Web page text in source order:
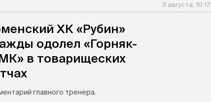
3 августа, 10:17
ХК «Рубин»
одолел «Горняк-
в товарищеских
главного тренера.